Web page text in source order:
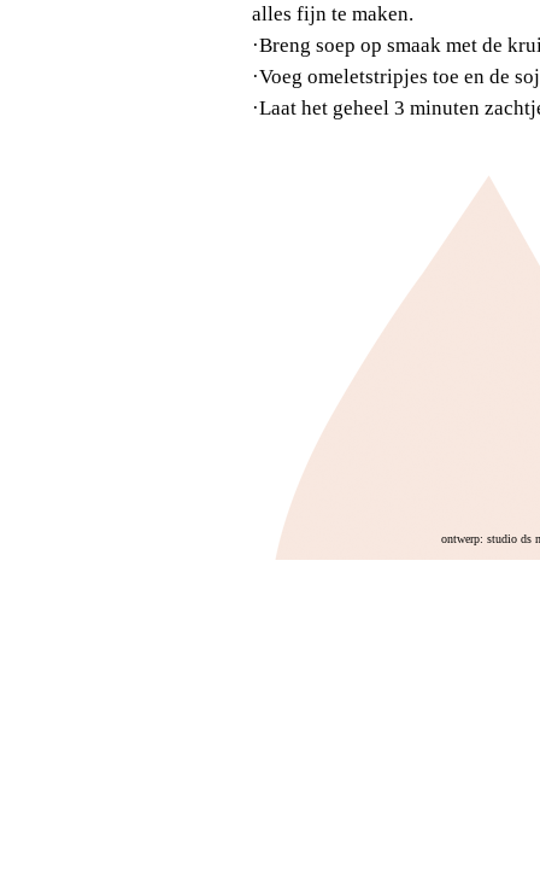
alles fijn te maken.
·Breng soep op smaak met de
·Voeg omeletstripjes toe en de
·Laat het geheel 3 minuten
ontwerp: studio ds